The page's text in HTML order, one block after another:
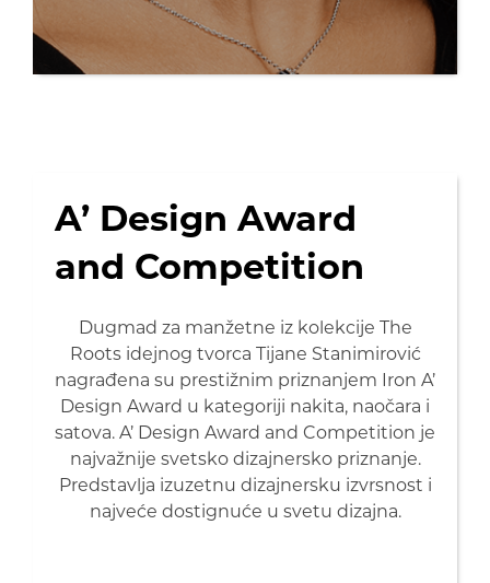
A’ Design Award
and Competition
Dugmad za manžetne iz kolekcije The
Roots idejnog tvorca Tijane Stanimirović
nagrađena su prestižnim priznanjem Iron A’
Design Award u kategoriji nakita, naočara i
satova. A’ Design Award and Competition je
najvažnije svetsko dizajnersko priznanje.
Predstavlja izuzetnu dizajnersku izvrsnost i
najveće dostignuće u svetu dizajna.